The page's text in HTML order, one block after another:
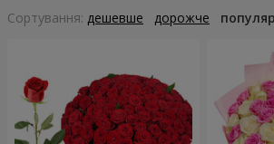
Сортування: дешевше дорожче